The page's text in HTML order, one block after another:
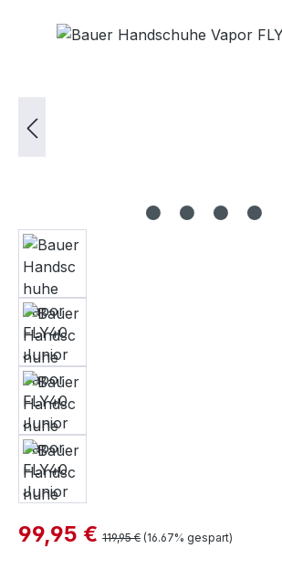
Bildergalerie überspringen
Verkaufspreis:
99,95 € Regulärer Preis:
119,95 € (16.67% gespart)